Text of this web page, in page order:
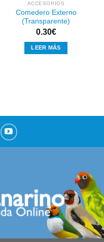
ACCESORIOS
Comedero Externo
(Transparente)
0.30€
LEER MÁS